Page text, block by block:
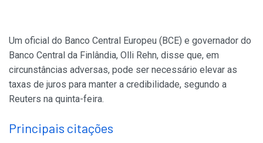
Um oficial do Banco Central Europeu (BCE) e governador do
Banco Central da Finlândia, Olli Rehn, disse que, em
circunstâncias adversas, pode ser necessário elevar as
taxas de juros para manter a credibilidade, segundo a
Reuters na quinta-feira.
Principais citações